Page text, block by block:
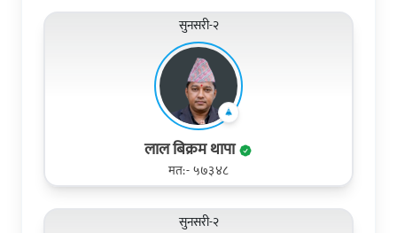
सुनसरी-२
लाल बिक्रम थापा
मत:- ५७३४८
सुनसरी-२